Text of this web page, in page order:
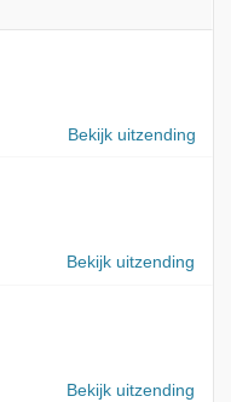
Bekijk uitzending
Bekijk uitzending
Bekijk uitzending